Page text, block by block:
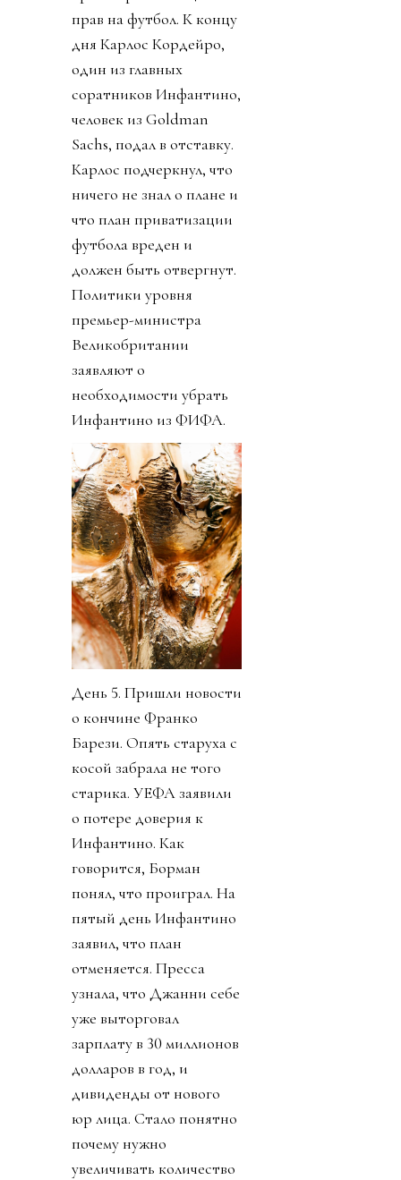
прав на футбол. К концу
дня Карлос Кордейро,
один из главных
соратников Инфантино,
человек из Goldman
Sachs, подал в отставку.
Карлос подчеркнул, что
ничего не знал о плане и
что план приватизации
футбола вреден и
должен быть отвергнут.
Политики уровня
премьер-министра
Великобритании
заявляют о
необходимости убрать
Инфантино из ФИФА.
День 5. Пришли новости
о кончине Франко
Барези. Опять старуха с
косой забрала не того
старика. УЕФА заявили
о потере доверия к
Инфантино. Как
говорится, Борман
понял, что проиграл. На
пятый день Инфантино
заявил, что план
отменяется. Пресса
узнала, что Джанни себе
уже выторговал
зарплату в 30 миллионов
долларов в год, и
дивиденды от нового
юр лица. Стало понятно
почему нужно
увеличивать количество